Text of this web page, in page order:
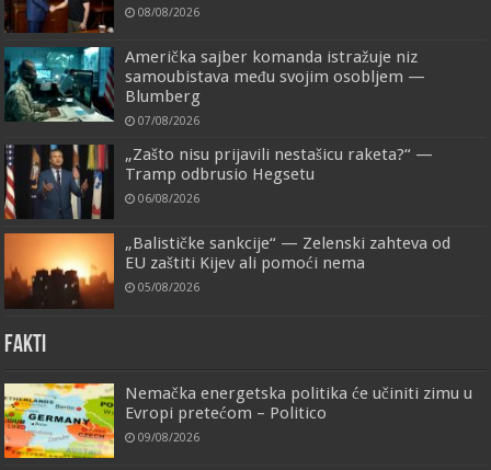
08/08/2026
Američka sajber komanda istražuje niz
samoubistava među svojim osobljem —
Blumberg
07/08/2026
„Zašto nisu prijavili nestašicu raketa?“ —
Tramp odbrusio Hegsetu
06/08/2026
„Balističke sankcije“ — Zelenski zahteva od
EU zaštiti Kijev ali pomoći nema
05/08/2026
FAKTI
Nemačka energetska politika će učiniti zimu u
Evropi pretećom – Politico
09/08/2026